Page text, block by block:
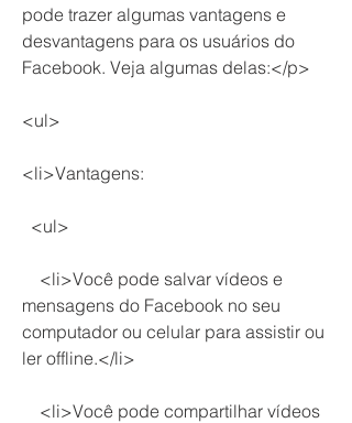
pode trazer algumas vantagens e
desvantagens para os usuários do
Facebook. Veja algumas delas:</p>
<ul>
<li>Vantagens:
  <ul>
mensagens do Facebook no seu
computador ou celular para assistir ou
ler offline.</li>